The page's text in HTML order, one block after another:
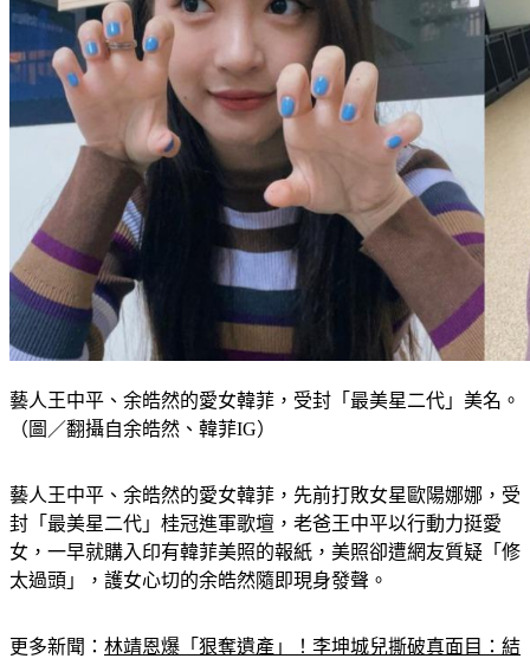
藝人王中平、余皓然的愛女韓菲，受封「最美星二代」美名。
（圖／翻攝自余皓然、韓菲IG）
藝人王中平、余皓然的愛女韓菲，先前打敗女星歐陽娜娜，受
封「最美星二代」桂冠進軍歌壇，老爸王中平以行動力挺愛
女，一早就購入印有韓菲美照的報紙，美照卻遭網友質疑「修
太過頭」，護女心切的余皓然隨即現身發聲。
更多新聞： 林靖恩爆「狠奪遺產」！李坤城兒撕破真面目：結